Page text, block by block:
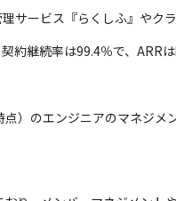
サービス『らくしふ』やク
継続率は99.4％で、ARR
）のエンジニアのマネジ